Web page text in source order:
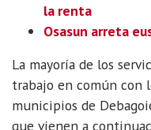
la renta
Osasun arreta
La mayoría de los
trabajo en común con
municipios de
que vienen a